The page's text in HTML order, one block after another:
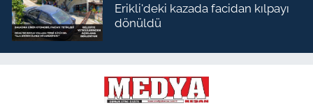
Erikli'deki kazada facidan kılpayı
dönüldü